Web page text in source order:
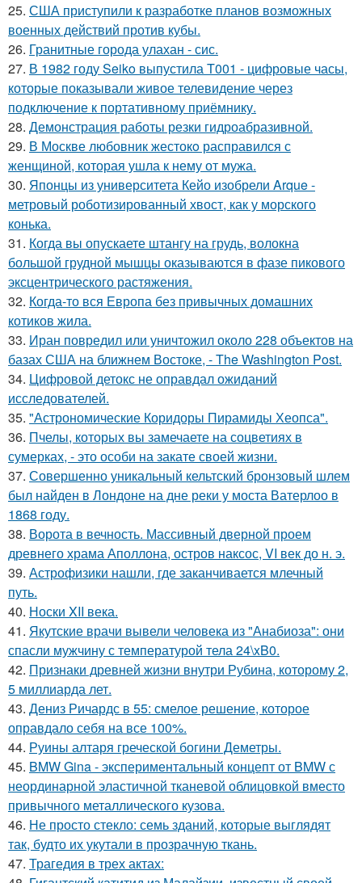
25. США приступили к разработке планов возможных
военных действий против кубы.
26. Гранитные города улахан - сис.
27. В 1982 году Seiko выпустила T001 - цифровые часы,
которые показывали живое телевидение через
подключение к портативному приёмнику.
28. Демонстрация работы резки гидроабразивной.
29. В Москве любовник жестокo расправился с
женщиной, которая ушла к нему от мужа.
30. Японцы из университета Кейо изобрели Arque -
метровый роботизированный хвост, как у морского
конька.
31. Когда вы опускаете штангу на грудь, волокна
большой грудной мышцы оказываются в фазе пикового
эксцентрического растяжения.
32. Когда-то вся Европа без привычных домашних
котиков жила.
33. Иран повредил или уничтожил около 228 объектов на
базах США на ближнем Востоке, - The Washington Post.
34. Цифровой детокс не оправдал ожиданий
исследователей.
35. "Астрономические Коридоры Пирамиды Хеопса".
36. Пчелы, которых вы замечаете на соцветиях в
сумерках, - это особи на закате своей жизни.
37. Совершенно уникальный кельтский бронзовый шлем
был найден в Лондоне на дне реки у моста Ватерлоо в
1868 году.
38. Ворота в вечность. Массивный дверной проем
древнего храма Аполлона, остров наксос, VI век до н. э.
39. Астрофизики нашли, где заканчивается млечный
путь.
40. Носки XII века.
41. Якутские врачи вывели человека из "Анабиоза": они
спасли мужчину с температурой тела 24\xB0.
42. Признаки древней жизни внутри Рубина, которому 2,
5 миллиарда лет.
43. Дениз Ричардс в 55: смелое решение, которое
оправдало себя на все 100%.
44. Руины алтаря греческой богини Деметры.
45. BMW Gina - экспериментальный концепт от BMW с
неординарной эластичной тканевой облицовкой вместо
привычного металлического кузова.
46. Не просто стекло: семь зданий, которые выглядят
так, будто их укутали в прозрачную ткань.
47. Трагедия в трех актах: